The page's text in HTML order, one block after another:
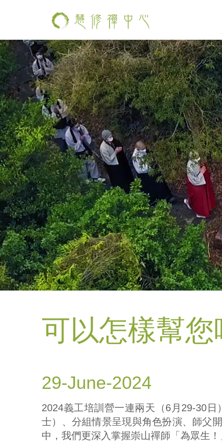
可以怎樣幫您
29-June-2024
2024義工培訓營一連兩天（6月29-30
士）、分組情景呈現與角色扮演、師父
中，我們更深入掌握崇山禪師「為眾生